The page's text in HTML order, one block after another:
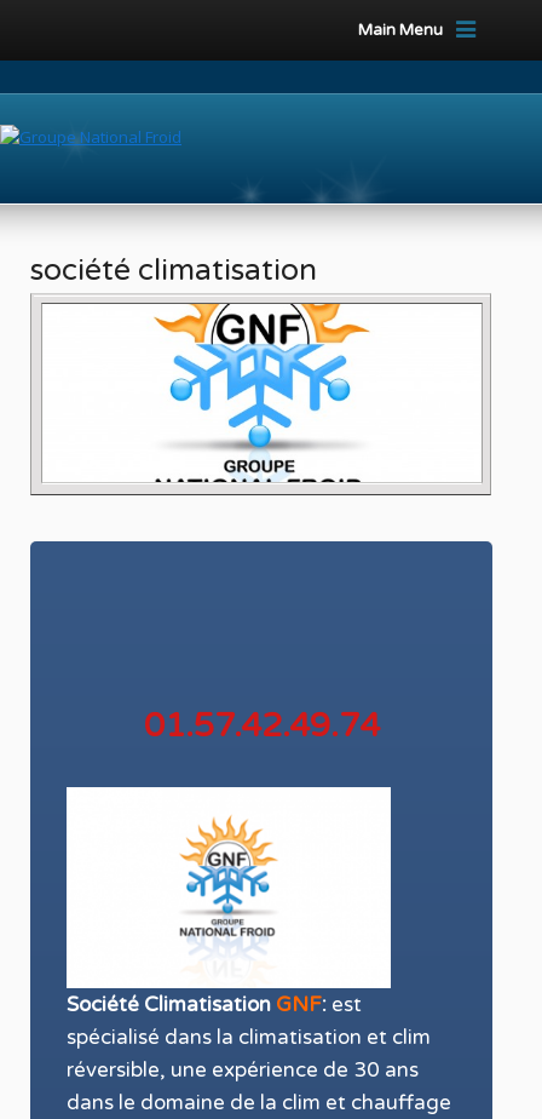
Main Menu
société climatisation
01.57.42.49.74
Société Climatisation GNF: est
spécialisé dans la climatisation et clim
réversible, une expérience de 30 ans
dans le domaine de la clim et chauffage